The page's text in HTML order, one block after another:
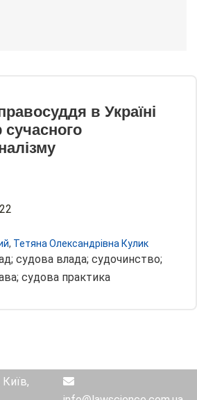
в Україні
сучасного
, Тетяна Олександрівна Кулик
судова влада; судочинство;
судова практика